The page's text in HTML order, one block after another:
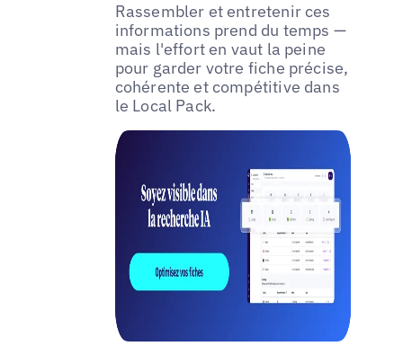
Rassembler et entretenir ces
informations prend du temps —
mais l'effort en vaut la peine
pour garder votre fiche précise,
cohérente et compétitive dans
le Local Pack.